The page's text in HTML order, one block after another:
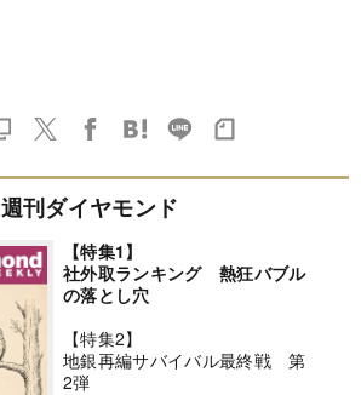
週刊ダイヤモンド
【特集1】
社外取ランキング 熱狂バブル
の落とし穴
【特集2】
地銀再編サバイバル最終戦 第
2弾